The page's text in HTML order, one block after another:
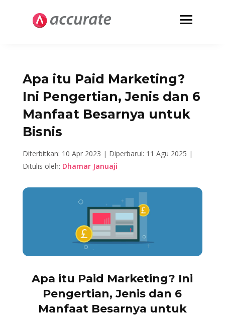
Apa itu Paid Marketing?
Ini Pengertian, Jenis dan 6
Manfaat Besarnya untuk
Bisnis
Diterbitkan: 10 Apr 2023 | Diperbarui: 11 Agu 2025 |
Ditulis oleh: Dhamar Januaji
Apa itu Paid Marketing? Ini
Pengertian, Jenis dan 6
Manfaat Besarnya untuk